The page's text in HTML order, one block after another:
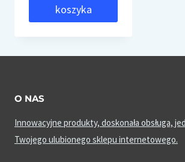
koszyka
O NAS
Innowacyjne produkty, doskonała obsługa,
Twojego ulubionego sklepu internetowego.